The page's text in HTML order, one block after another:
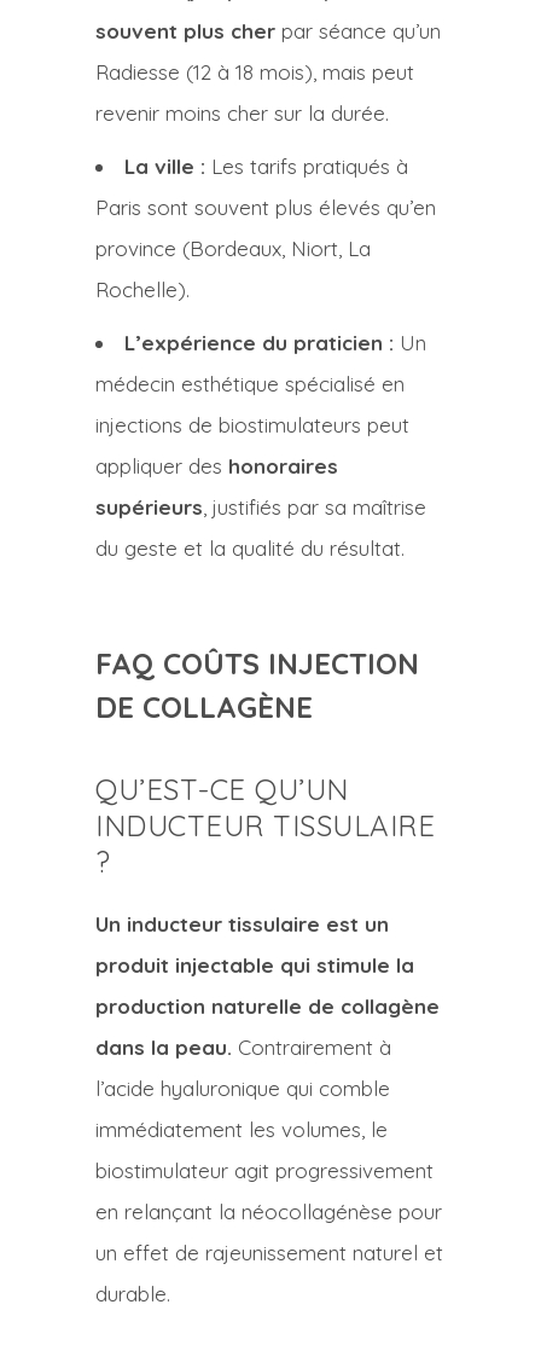
souvent plus cher par séance qu’un
Radiesse (12 à 18 mois), mais peut
revenir moins cher sur la durée.
La ville : Les tarifs pratiqués à
Paris sont souvent plus élevés qu’en
province (Bordeaux, Niort, La
Rochelle).
L’expérience du praticien : Un
médecin esthétique spécialisé en
injections de biostimulateurs peut
appliquer des honoraires
supérieurs, justifiés par sa maîtrise
du geste et la qualité du résultat.
FAQ COÛTS INJECTION
DE COLLAGÈNE
QU’EST-CE QU’UN
INDUCTEUR TISSULAIRE
?
Un inducteur tissulaire est un
produit injectable qui stimule la
production naturelle de collagène
dans la peau. Contrairement à
l’acide hyaluronique qui comble
immédiatement les volumes, le
biostimulateur agit progressivement
en relançant la néocollagénèse pour
un effet de rajeunissement naturel et
durable.